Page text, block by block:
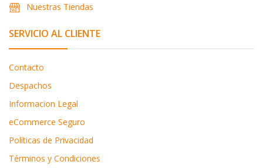
Nuestras Tiendas
SERVICIO AL CLIENTE
Contacto
Despachos
Informacion Legal
eCommerce Seguro
Políticas de Privacidad
Términos y Condiciones